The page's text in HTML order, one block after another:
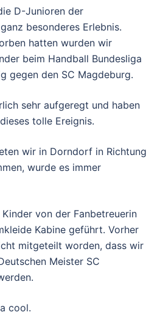
D-Junioren der
besonderes Erlebnis.
hatten wurden wir
beim Handball Bundesliga
gegen den SC Magdeburg.
sehr aufgeregt und haben
tolle Ereignis.
wir in Dorndorf in Richtung
wurde es immer
von der Fanbetreuerin
Kabine geführt. Vorher
mitgeteilt worden, dass wir
Meister SC
cool.